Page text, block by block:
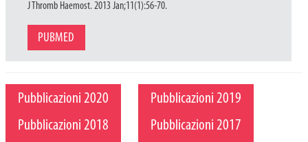
J Thromb Haemost. 2013 Jan;11(1):56-70.
PUBMED
Pubblicazioni 2020
Pubblicazioni 2019
Pubblicazioni 2018
Pubblicazioni 2017